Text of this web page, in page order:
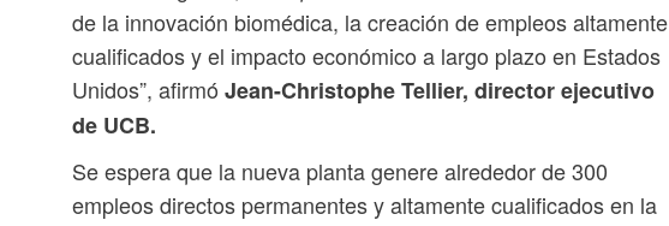
de la innovación biomédica, la creación de empleos altamente
cualificados y el impacto económico a largo plazo en Estados
Unidos”, afirmó Jean-Christophe Tellier, director ejecutivo
de UCB.
Se espera que la nueva planta genere alrededor de 300
empleos directos permanentes y altamente cualificados en la